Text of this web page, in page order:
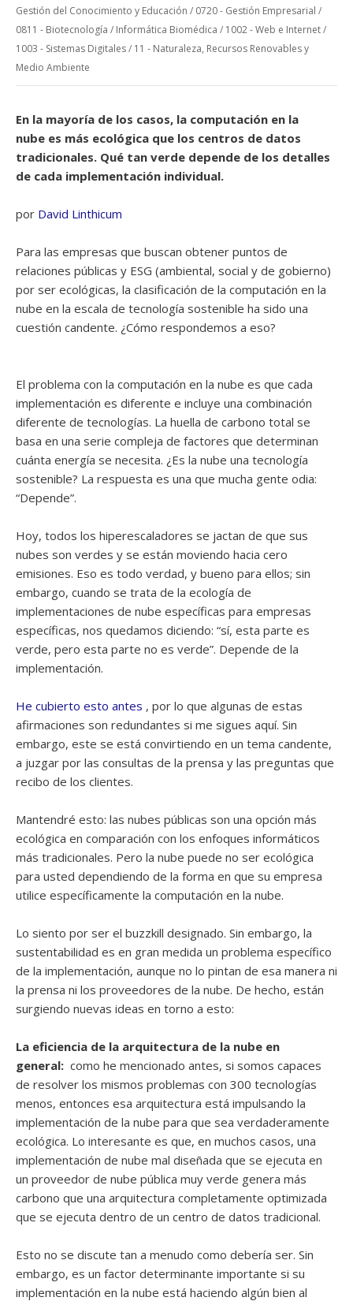
Gestión del Conocimiento y Educación / 0720 - Gestión Empresarial /
0811 - Biotecnología / Informática Biomédica / 1002 - Web e Internet/
1003 - Sistemas Digitales/ 11 - Naturaleza, Recursos Renovables y
Medio Ambiente
En la mayoría de los casos, la computación en la
nube es más ecológica que los centros de datos
tradicionales. Qué tan verde depende de los detalles
de cada implementación individual.
por David Linthicum
Para las empresas que buscan obtener puntos de
relaciones públicas y ESG (ambiental, social y de gobierno)
por ser ecológicas, la clasificación de la computación en la
nube en la escala de tecnología sostenible ha sido una
cuestión candente. ¿Cómo respondemos a eso?
El problema con la computación en la nube es que cada
implementación es diferente e incluye una combinación
diferente de tecnologías. La huella de carbono total se
basa en una serie compleja de factores que determinan
cuánta energía se necesita. ¿Es la nube una tecnología
sostenible? La respuesta es una que mucha gente odia:
“Depende”.
Hoy, todos los hiperescaladores se jactan de que sus
nubes son verdes y se están moviendo hacia cero
emisiones. Eso es todo verdad, y bueno para ellos; sin
embargo, cuando se trata de la ecología de
implementaciones de nube específicas para empresas
específicas, nos quedamos diciendo: “sí, esta parte es
verde, pero esta parte no es verde”. Depende de la
implementación.
He cubierto esto antes , por lo que algunas de estas
afirmaciones son redundantes si me sigues aquí. Sin
embargo, este se está convirtiendo en un tema candente,
a juzgar por las consultas de la prensa y las preguntas que
recibo de los clientes.
Mantendré esto: las nubes públicas son una opción más
ecológica en comparación con los enfoques informáticos
más tradicionales. Pero la nube puede no ser ecológica
para usted dependiendo de la forma en que su empresa
utilice específicamente la computación en la nube.
Lo siento por ser el buzzkill designado. Sin embargo, la
sustentabilidad es en gran medida un problema específico
de la implementación, aunque no lo pintan de esa manera ni
la prensa ni los proveedores de la nube. De hecho, están
surgiendo nuevas ideas en torno a esto:
La eficiencia de la arquitectura de la nube en
general: como he mencionado antes, si somos capaces
de resolver los mismos problemas con 300 tecnologías
menos, entonces esa arquitectura está impulsando la
implementación de la nube para que sea verdaderamente
ecológica. Lo interesante es que, en muchos casos, una
implementación de nube mal diseñada que se ejecuta en
un proveedor de nube pública muy verde genera más
carbono que una arquitectura completamente optimizada
que se ejecuta dentro de un centro de datos tradicional.
Esto no se discute tan a menudo como debería ser. Sin
embargo, es un factor determinante importante si su
implementación en la nube está haciendo algún bien al